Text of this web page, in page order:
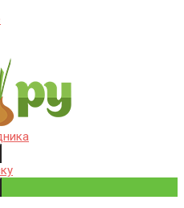
земледелие, фермерство и
фермерства и
сбор и хранение урожая.
и кустами. Полезные